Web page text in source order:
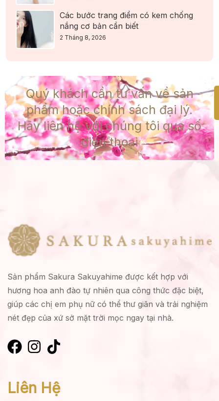
Các bước trang điểm có kem chống
nắng cơ bản cần biết
2 Tháng 8, 2026
Quý khách cần tư vấn về sản
phẩm hoặc chính sách đại lý.
Hãy liên hệ với chúng tôi qua số
điện thoại
Sản phẩm Sakura Sakuyahime được kết hợp với
hương hoa anh đào tự nhiên qua công thức đặc biệt,
giúp các chị em phụ nữ có thể thư giãn và trải nghiệm
nét đẹp của xứ sở mặt trời mọc ngay tại nhà.
Liên Hệ